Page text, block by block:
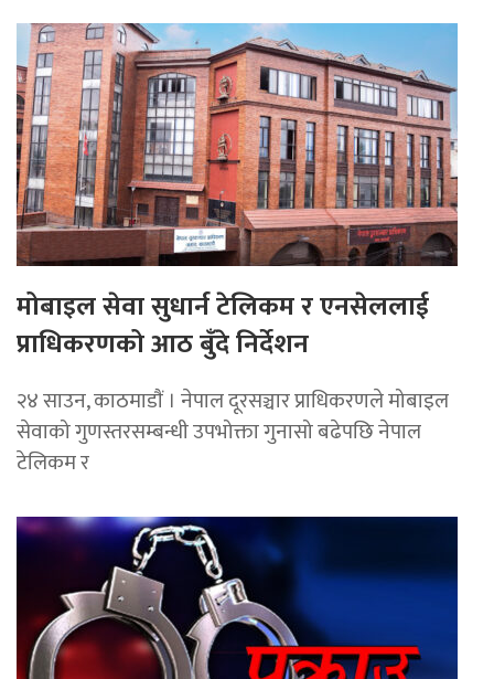
मोबाइल सेवा सुधार्न टेलिकम र एनसेललाई
प्राधिकरणको आठ बुँदे निर्देशन
२४ साउन, काठमाडाैं । नेपाल दूरसञ्चार प्राधिकरणले मोबाइल
सेवाको गुणस्तरसम्बन्धी उपभोक्ता गुनासो बढेपछि नेपाल
टेलिकम र